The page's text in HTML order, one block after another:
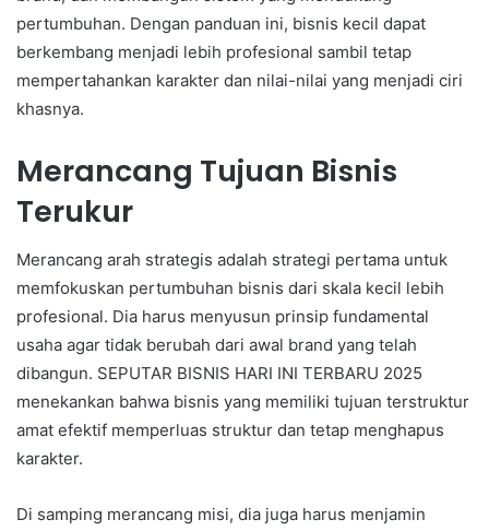
pertumbuhan. Dengan panduan ini, bisnis kecil dapat
berkembang menjadi lebih profesional sambil tetap
mempertahankan karakter dan nilai-nilai yang menjadi ciri
khasnya.
Merancang Tujuan Bisnis
Terukur
Merancang arah strategis adalah strategi pertama untuk
memfokuskan pertumbuhan bisnis dari skala kecil lebih
profesional. Dia harus menyusun prinsip fundamental
usaha agar tidak berubah dari awal brand yang telah
dibangun. SEPUTAR BISNIS HARI INI TERBARU 2025
menekankan bahwa bisnis yang memiliki tujuan terstruktur
amat efektif memperluas struktur dan tetap menghapus
karakter.
Di samping merancang misi, dia juga harus menjamin